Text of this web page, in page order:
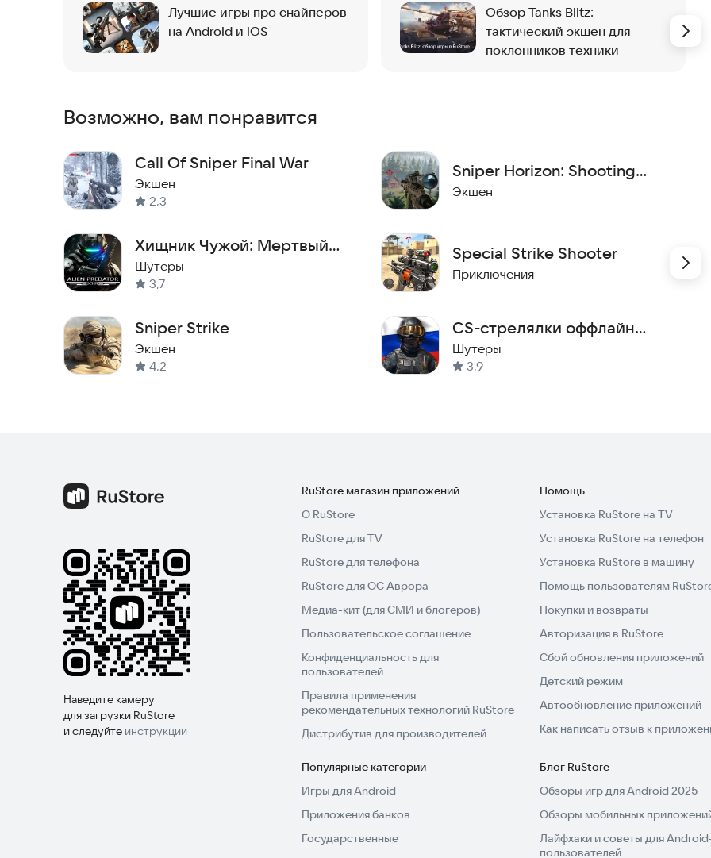
Лучшие игры про снайперов
на Android и iOS
Обзор Tanks Blitz:
тактический экшен для
поклонников техники
Возможно, вам понравится
Call Of Sniper Final War
Экшен
2,3
Хищник Чужой: Мертвый
космос
Шутеры
3,7
Sniper Strike
Экшен
4,2
Sniper Horizon: Shooting
Game
Экшен
Special Strike Shooter
Приключения
CS-стрелялки оффлайн
миссия GO
Шутеры
3,9
Наведите камеру
для загрузки RuStore
и следуйте инструкции
RuStore магазин приложений
О RuStore
RuStore для TV
RuStore для телефона
RuStore для ОС Аврора
Медиа-кит (для СМИ и блогеров)
Пользовательское соглашение
Конфиденциальность для
пользователей
Правила применения
рекомендательных технологий RuStore
Дистрибутив для производителей
Помощь
Установка RuStore на TV
Установка RuStore на телефон
Установка RuStore в машину
Помощь пользователям
Покупки и возвраты
Авторизация в RuStore
Сбой обновления приложений
Детский режим
Автообновление приложений
Как написать отзыв к
Популярные категории
Игры для Android
Приложения банков
Государственные
Блог RuStore
Обзоры игр для Android 2025
Обзоры мобильных
Лайфхаки и советы для
пользователей